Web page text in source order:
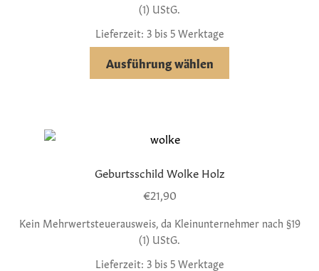
(1) UStG.
Lieferzeit: 3 bis 5 Werktage
Ausführung wählen
Geburtsschild Wolke Holz
€21,90
Kein Mehrwertsteuerausweis, da Kleinunternehmer nach §19
(1) UStG.
Lieferzeit: 3 bis 5 Werktage